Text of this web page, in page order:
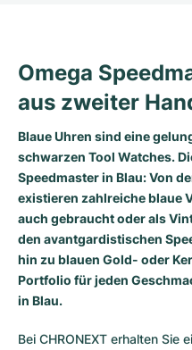
Omega
aus zweiter
Blaue Uhren sind eine
schwarzen Tool Watches.
Speedmaster in Blau: Von
existieren zahlreiche blaue
auch gebraucht oder als
den avantgardistischen
hin zu blauen Gold- oder
Portfolio für jeden
in Blau.
Bei CHRONEXT erhalten Sie